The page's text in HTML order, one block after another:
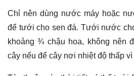
Chỉ nên dùng nước máy hoặc
để tưới cho sen đá. Tưới nước
khoảng ¾ chậu hoa, không nên
cây nếu để cây nơi nhiệt độ thấp